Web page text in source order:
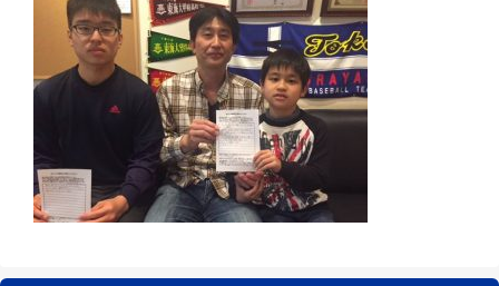
院長プロフィール
Close